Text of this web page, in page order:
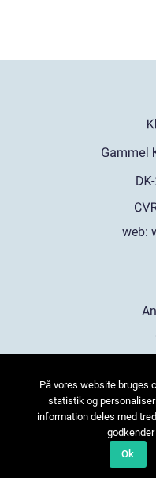
web:
På vores website bruges
statistik og
information deles med
Ok